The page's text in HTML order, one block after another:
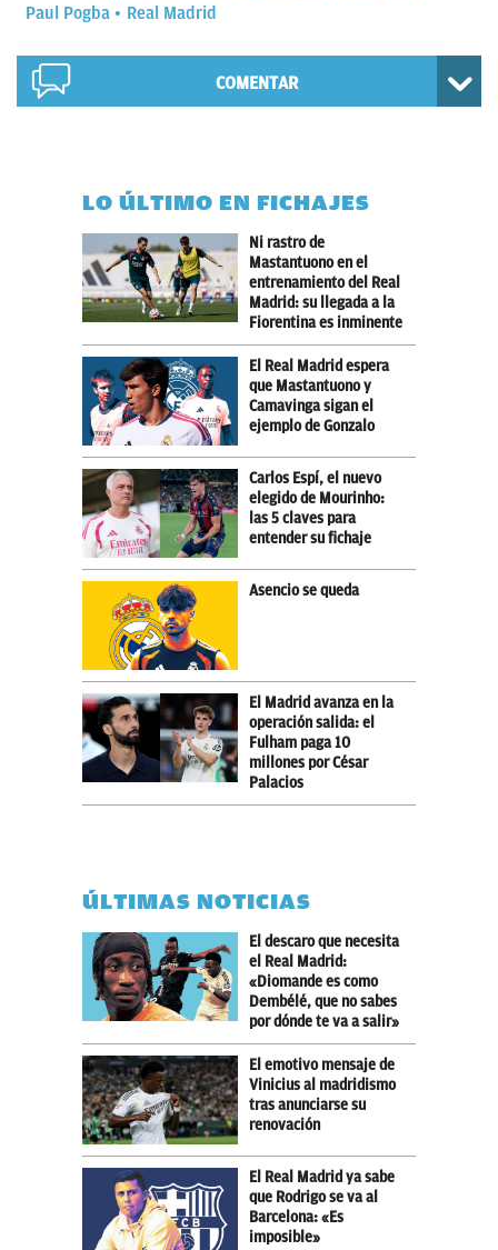
Paul Pogba
Real Madrid
COMENTAR
LO ÚLTIMO EN FICHAJES
Ni rastro de
Mastantuono en el
entrenamiento del Real
Madrid: su llegada a la
Fiorentina es inminente
El Real Madrid espera
que Mastantuono y
Camavinga sigan el
ejemplo de Gonzalo
Carlos Espí, el nuevo
elegido de Mourinho:
las 5 claves para
entender su fichaje
Asencio se queda
El Madrid avanza en la
operación salida: el
Fulham paga 10
millones por César
Palacios
ÚLTIMAS NOTICIAS
El descaro que necesita
el Real Madrid:
«Diomande es como
Dembélé, que no sabes
por dónde te va a salir»
El emotivo mensaje de
Vinicius al madridismo
tras anunciarse su
renovación
El Real Madrid ya sabe
que Rodrigo se va al
Barcelona: «Es
imposible»